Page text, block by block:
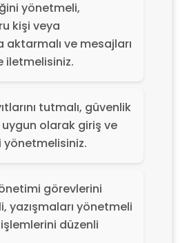
yönetmeli,
kişi veya
ve mesajları
iletmelisiniz.
tutmalı, güvenlik
olarak giriş ve
yönetmelisiniz.
görevlerini
yazışmaları yönetmeli
düzenli